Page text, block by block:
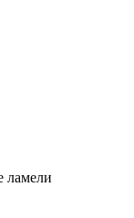
ламели